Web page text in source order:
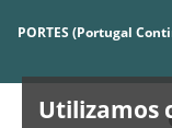
Utilizamos
PORTES (Portugal